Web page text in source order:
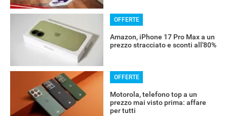
OFFERTE
Amazon, iPhone 17 Pro Max a un
prezzo stracciato e sconti all'80%
OFFERTE
Motorola, telefono top a un
prezzo mai visto prima: affare
per tutti